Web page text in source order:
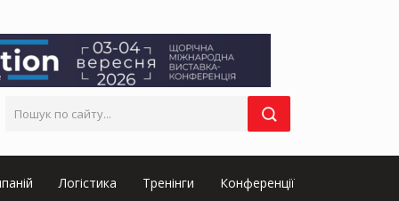
Логістика Тренінги Конференції